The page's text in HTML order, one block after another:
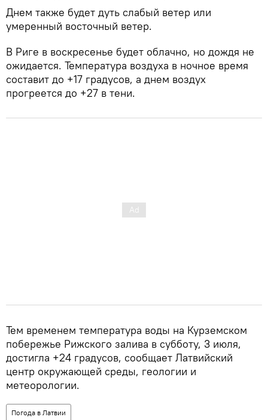
Днем также будет дуть слабый ветер или
умеренный восточный ветер.
В Риге в воскресенье будет облачно, но дождя не
ожидается. Температура воздуха в ночное время
составит до +17 градусов, а днем воздух
прогреется до +27 в тени.
Тем временем температура воды на Курземском
побережье Рижского залива в субботу, 3 июля,
достигла +24 градусов, сообщает Латвийский
центр окружающей среды, геологии и
метеорологии.
Погода в Латвии